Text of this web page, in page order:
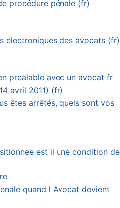
procédure pénale (fr)
électroniques des avocats (fr)
prealable avec un avocat fr
avril 2011) (fr)
êtes arrêtés, quels sont vos
est il une condition de
quand l Avocat devient